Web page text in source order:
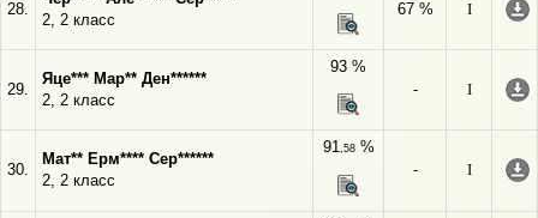
28.
2, 2 класс
67 %
I
29.
Яце*** Мар** Ден******
2, 2 класс
93 %
-
I
30.
Мат** Ерм**** Сер******
2, 2 класс
91,58%
-
I